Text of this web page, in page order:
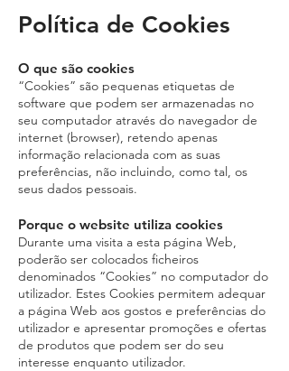
Política de Cookies
O que são cookies
“Cookies” são pequenas etiquetas de
software que podem ser armazenadas no
seu computador através do navegador de
internet (browser), retendo apenas
informação relacionada com as suas
preferências, não incluindo, como tal, os
seus dados pessoais.
Porque o website utiliza cookies
Durante uma visita a esta página Web,
poderão ser colocados ficheiros
denominados “Cookies” no computador do
utilizador. Estes Cookies permitem adequar
a página Web aos gostos e preferências do
utilizador e apresentar promoções e ofertas
de produtos que podem ser do seu
interesse enquanto utilizador.